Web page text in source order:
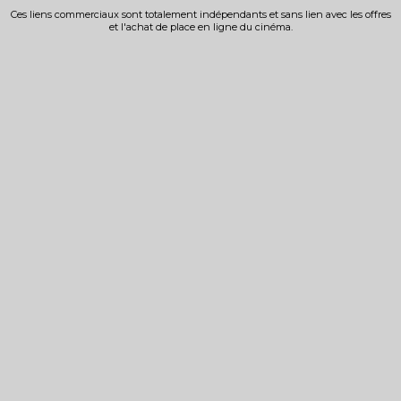
Ces liens commerciaux sont totalement indépendants et sans lien avec les offres
et l'achat de place en ligne du cinéma.